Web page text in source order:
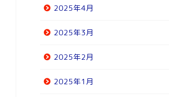
2025年4月
2025年3月
2025年2月
2025年1月